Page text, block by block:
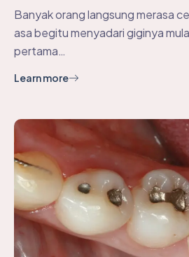
Banyak orang langsung merasa
asa begitu menyadari giginya
pertama…
Learn more